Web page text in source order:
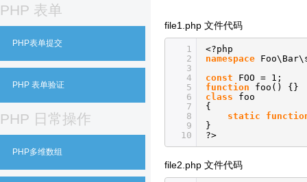
PHP 表单
PHP表单提交
PHP 表单验证
PHP 日常操作
PHP多维数组
file1.php 文件代码
1
2
3
4
5
6
7
8
9
10
<?php
namespace
const
FOO = 1;
function
foo() {}
class
foo
{
static
}
?>
file2.php 文件代码